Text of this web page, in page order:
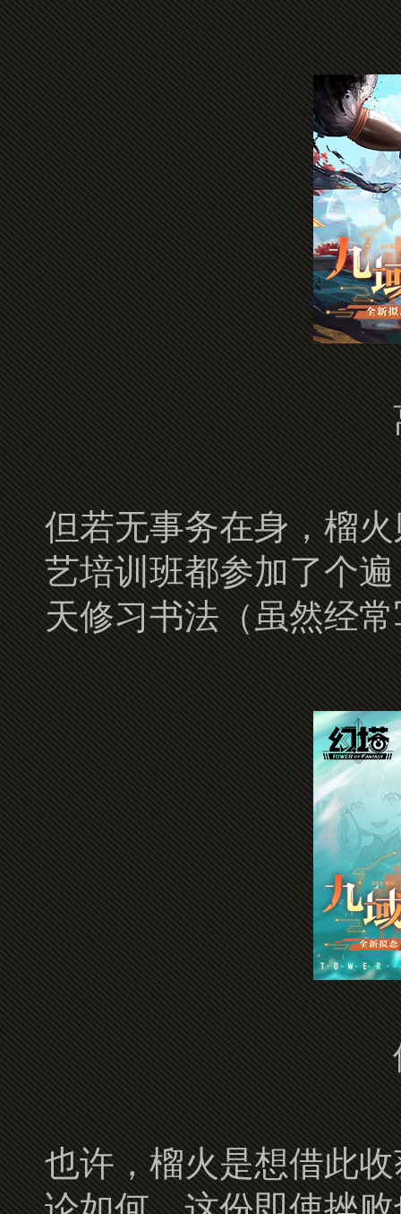
但若无事务在身，榴
艺培训班都参加了个
天修习书法（虽然经
也许，榴火是想借此